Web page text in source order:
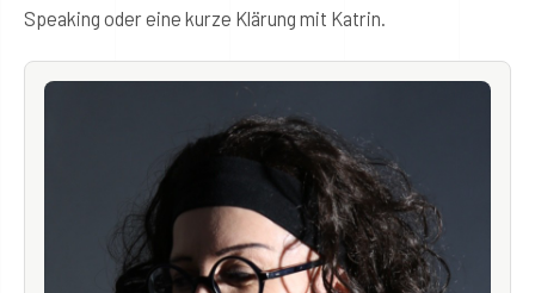
Speaking oder eine kurze Klärung mit Katrin.